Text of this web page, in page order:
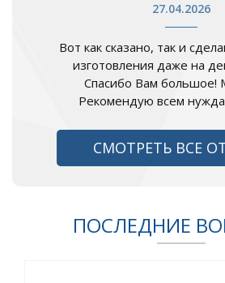
27.04.2026
Вот как сказано, так и
изготовления даже на
Спасибо Вам большое!
Рекомендую всем
СМОТРЕТЬ ВСЕ
ПОСЛЕДНИЕ